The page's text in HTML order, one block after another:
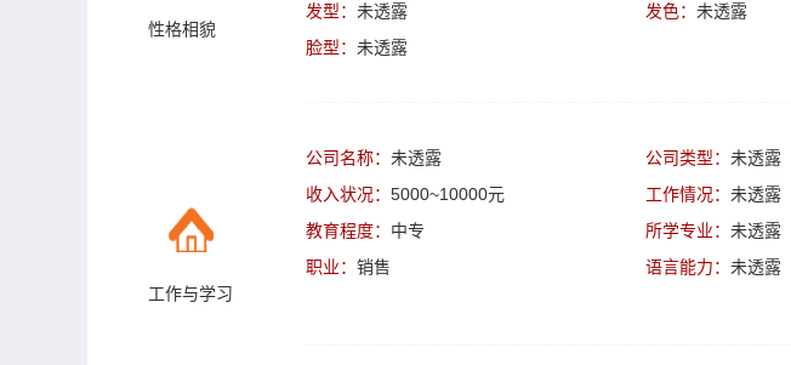
性格相貌
发型： 未透露 发色： 未透露
脸型： 未透露
工作与学习
公司名称： 未透露 公司类型： 未透露
收入状况： 5000~10000元 工作情况： 未透露
教育程度： 中专 所学专业： 未透露
职业： 销售 语言能力： 未透露